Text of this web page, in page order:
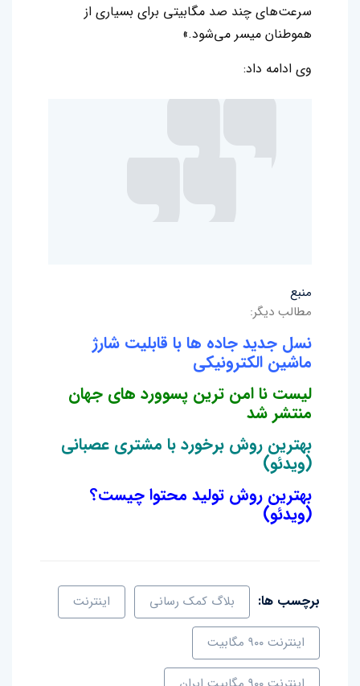
سرعت‌های چند صد مگابیتی برای بسیاری از
هموطنان میسر می‌شود.»
وی ادامه داد:‌
منبع
مطالب دیگر:
نسل جدید جاده ها با قابلیت شارژ
ماشین الکترونیکی
لیست نا امن ترین پسوورد های جهان
منتشر شد
بهترین روش برخورد با مشتری عصبانی
(ویدئو)
بهترین روش تولید محتوا چیست؟
(ویدئو)
برچسب ها: بلاگ کمک رسانی اینترنت
اینترنت ۹۰۰ مگابیت